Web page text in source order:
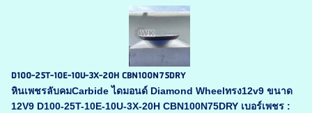
D100-25T-10E-10U-3X-20H CBN100N75DRY
หินเพชรลับคมCarbide ไดมอนด์ Diamond Wheelทรง12v9 ขนาด
12V9 D100-25T-10E-10U-3X-20H CBN100N75DRY เบอร์เพชร :